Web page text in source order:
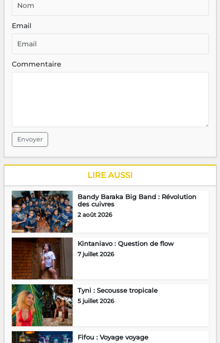
Email
Commentaire
Envoyer
LIRE AUSSI
Bandy Baraka Big Band : Révolution
des cuivres
2 août 2026
Kintaniavo : Question de flow
7 juillet 2026
Tyni : Secousse tropicale
5 juillet 2026
Fifou : Voyage voyage